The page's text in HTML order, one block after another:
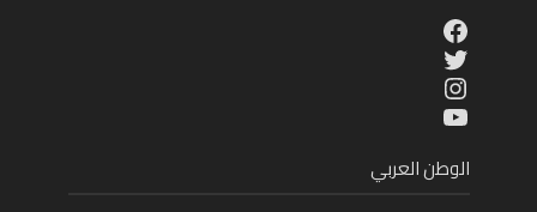
Facebook
Twitter
Instagram
YouTube
الوطن العربي